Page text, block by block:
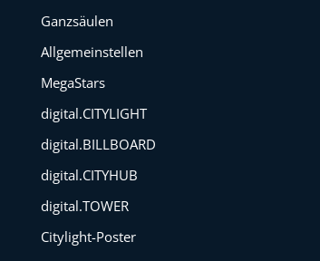
Ganzsäulen
Allgemeinstellen
MegaStars
digital.CITYLIGHT
digital.BILLBOARD
digital.CITYHUB
digital.TOWER
Citylight-Poster